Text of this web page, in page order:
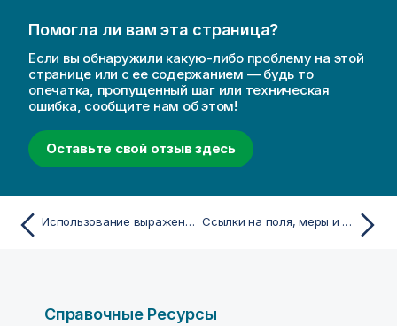
Помогла ли вам эта страница?
Если вы обнаружили какую-либо проблему на этой
странице или с ее содержанием — будь то
опечатка, пропущенный шаг или техническая
ошибка, сообщите нам об этом!
Оставьте свой отзыв здесь
Использование выражений в визуализациях Ссылки на поля, меры и переменные
Справочные Ресурсы